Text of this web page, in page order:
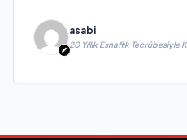
asabi
20 Yıllık Esnaflık Tecrübesiyle